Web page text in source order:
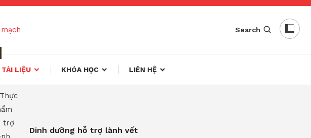
Search
TÀI LIỆU KHÓA HỌC LIÊN HỆ
Dinh dưỡng hỗ trợ lành vết